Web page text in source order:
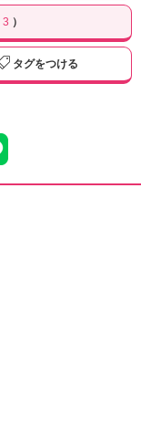
3 ）
タグをつける